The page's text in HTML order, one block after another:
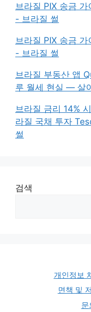
브라질 PIX 송금 가
- 브라질 썰
브라질 PIX 송금 가
- 브라질 썰
브라질 부동산 앱
루 월세 현실 — 살
브라질 금리 14%
라질 국채 투자
썰
검색
개인정보
면책 및